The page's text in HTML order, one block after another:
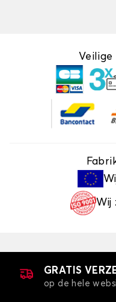
Wij
GRATIS
op de hele